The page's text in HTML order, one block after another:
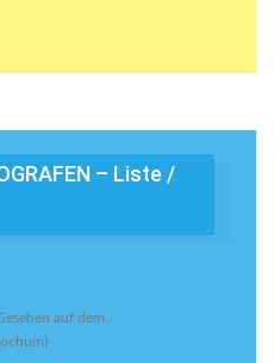
– Liste /
auf dem